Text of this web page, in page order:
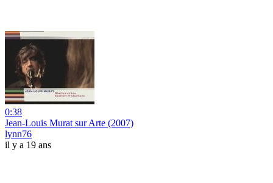
0:38
Jean-Louis Murat sur Arte (2007)
lynn76
il y a 19 ans